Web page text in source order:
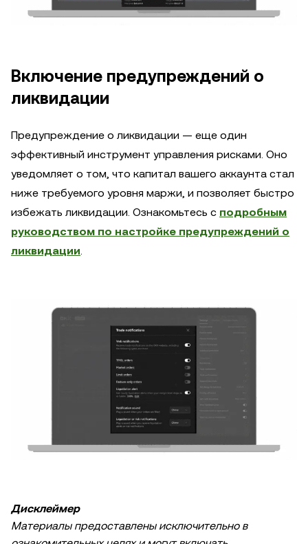
Включение предупреждений о
ликвидации
Предупреждение о ликвидации — еще один
эффективный инструмент управления рисками. Оно
уведомляет о том, что капитал вашего аккаунта стал
ниже требуемого уровня маржи, и позволяет быстро
избежать ликвидации. Ознакомьтесь с подробным
руководством по настройке предупреждений о
ликвидации.
Дисклеймер
Материалы предоставлены исключительно в